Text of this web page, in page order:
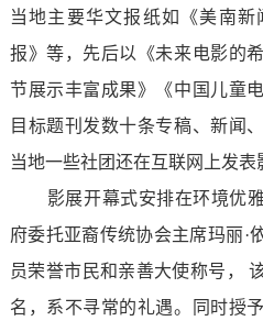
当地主要华文报纸如《美南
报》等，先后以《未来电影的
节展示丰富成果》《中国儿童
目标题刊发数十条专稿、新闻
当地一些社团还在互联网上发表
影展开幕式安排在环境优
府委托亚裔传统协会主席玛丽·
员荣誉市民和亲善大使称号，
名，系不寻常的礼遇。同时授